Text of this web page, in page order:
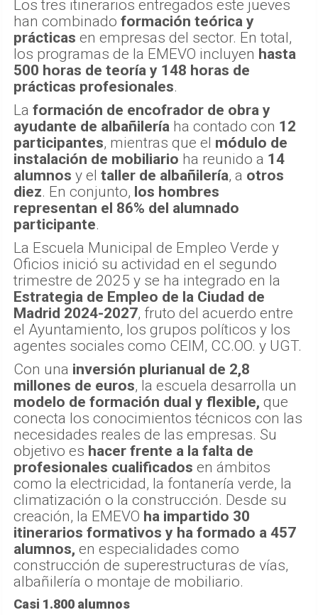
Los tres itinerarios entregados este jueves
han combinado formación teórica y
prácticas en empresas del sector. En total,
los programas de la EMEVO incluyen hasta
500 horas de teoría y 148 horas de
prácticas profesionales.
La formación de encofrador de obra y
ayudante de albañilería ha contado con 12
participantes, mientras que el módulo de
instalación de mobiliario ha reunido a 14
alumnos y el taller de albañilería, a otros
diez. En conjunto, los hombres
representan el 86% del alumnado
participante.
La Escuela Municipal de Empleo Verde y
Oficios inició su actividad en el segundo
trimestre de 2025 y se ha integrado en la
Estrategia de Empleo de la Ciudad de
Madrid 2024-2027, fruto del acuerdo entre
el Ayuntamiento, los grupos políticos y los
agentes sociales como CEIM, CC.OO. y UGT.
Con una inversión plurianual de 2,8
millones de euros, la escuela desarrolla un
modelo de formación dual y flexible, que
conecta los conocimientos técnicos con las
necesidades reales de las empresas. Su
objetivo es hacer frente a la falta de
profesionales cualificados en ámbitos
como la electricidad, la fontanería verde, la
climatización o la construcción. Desde su
creación, la EMEVO ha impartido 30
itinerarios formativos y ha formado a 457
alumnos, en especialidades como
construcción de superestructuras de vías,
albañilería o montaje de mobiliario.
Casi 1.800 alumnos